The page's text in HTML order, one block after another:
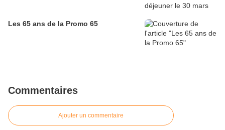
Les 65 ans de la Promo 65
Commentaires
Ajouter un commentaire